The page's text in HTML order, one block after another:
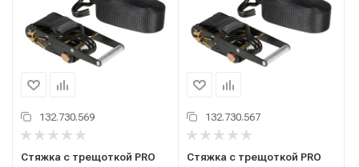
132.730.569
Стяжка с трещоткой PRO
132.730.567
Стяжка с трещоткой PRO